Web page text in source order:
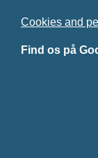
Cookies and
Find os på